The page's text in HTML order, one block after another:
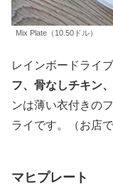
Mix Plate（10.50ドル）
レインボードライ
フ、骨なしチキン
ンは薄い衣付きの
ライです。（お店
マヒプレート